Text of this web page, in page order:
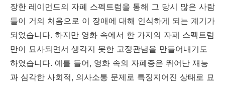
장한 레이먼드의 자폐 스펙트럼을 통해 그 당시 많은 사람
들이 거의 처음으로 이 장애에 대해 인식하게 되는 계기가
되었습니다. 하지만 영화 속에서 한 가지의 자폐 스펙트럼
만이 묘사되면서 생각지 못한 고정관념을 만들어내기도
하였습니다. 예를 들어, 영화 속의 자폐증은 뛰어난 재능
과 심각한 사회적, 의사소통 문제로 특징지어진 상태로 묘